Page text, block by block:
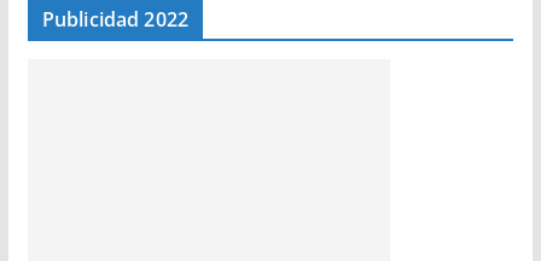
Publicidad 2022